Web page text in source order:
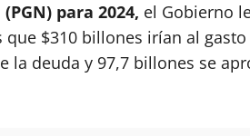
para 2024, el Gobierno
$310 billones irían al gasto
la deuda y 97,7 billones se